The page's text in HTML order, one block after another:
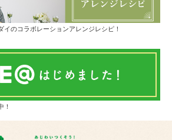
のコラボレーションアレンジレシピ！
！